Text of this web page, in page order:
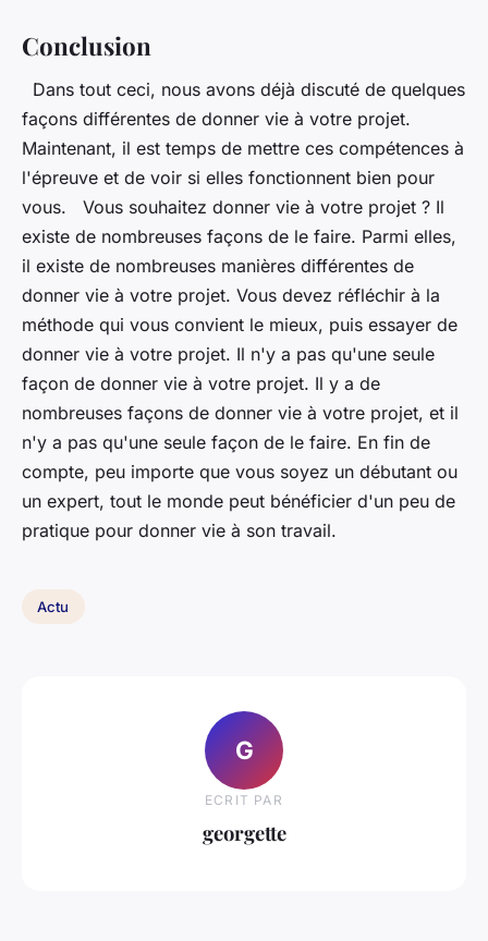
Conclusion
Dans tout ceci, nous avons déjà discuté de quelques
façons différentes de donner vie à votre projet.
Maintenant, il est temps de mettre ces compétences à
l'épreuve et de voir si elles fonctionnent bien pour
vous. Vous souhaitez donner vie à votre projet ? Il
existe de nombreuses façons de le faire. Parmi elles,
il existe de nombreuses manières différentes de
donner vie à votre projet. Vous devez réfléchir à la
méthode qui vous convient le mieux, puis essayer de
donner vie à votre projet. Il n'y a pas qu'une seule
façon de donner vie à votre projet. Il y a de
nombreuses façons de donner vie à votre projet, et il
n'y a pas qu'une seule façon de le faire. En fin de
compte, peu importe que vous soyez un débutant ou
un expert, tout le monde peut bénéficier d'un peu de
pratique pour donner vie à son travail.
Actu
G
ECRIT PAR
georgette